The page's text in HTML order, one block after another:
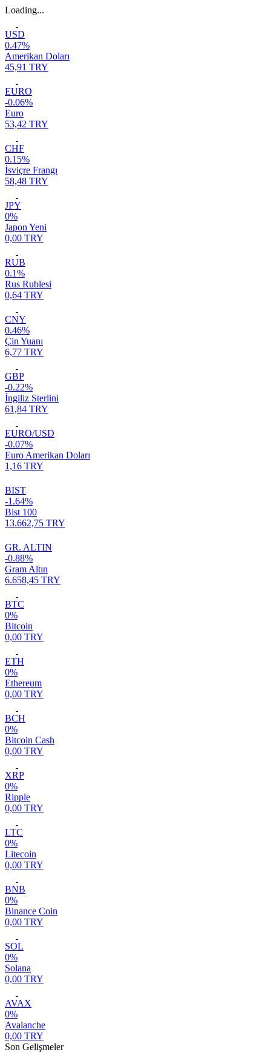
Loading...
USD
0.47%
Amerikan Doları
45,91 TRY
EURO
-0.06%
Euro
53,42 TRY
CHF
0.15%
İsviçre Frangı
58,48 TRY
JPY
0%
Japon Yeni
0,00 TRY
RUB
0.1%
Rus Rublesi
0,64 TRY
CNY
0.46%
Çin Yuanı
6,77 TRY
GBP
-0.22%
İngiliz Sterlini
61,84 TRY
EURO/USD
-0.07%
Euro Amerikan Doları
1,16 TRY
BIST
-1.64%
Bist 100
13.662,75 TRY
GR. ALTIN
-0.88%
Gram Altın
6.658,45 TRY
BTC
0%
Bitcoin
0,00 TRY
ETH
0%
Ethereum
0,00 TRY
BCH
0%
Bitcoin Cash
0,00 TRY
XRP
0%
Ripple
0,00 TRY
LTC
0%
Litecoin
0,00 TRY
BNB
0%
Binance Coin
0,00 TRY
SOL
0%
Solana
0,00 TRY
AVAX
0%
Avalanche
0,00 TRY
Son Gelişmeler